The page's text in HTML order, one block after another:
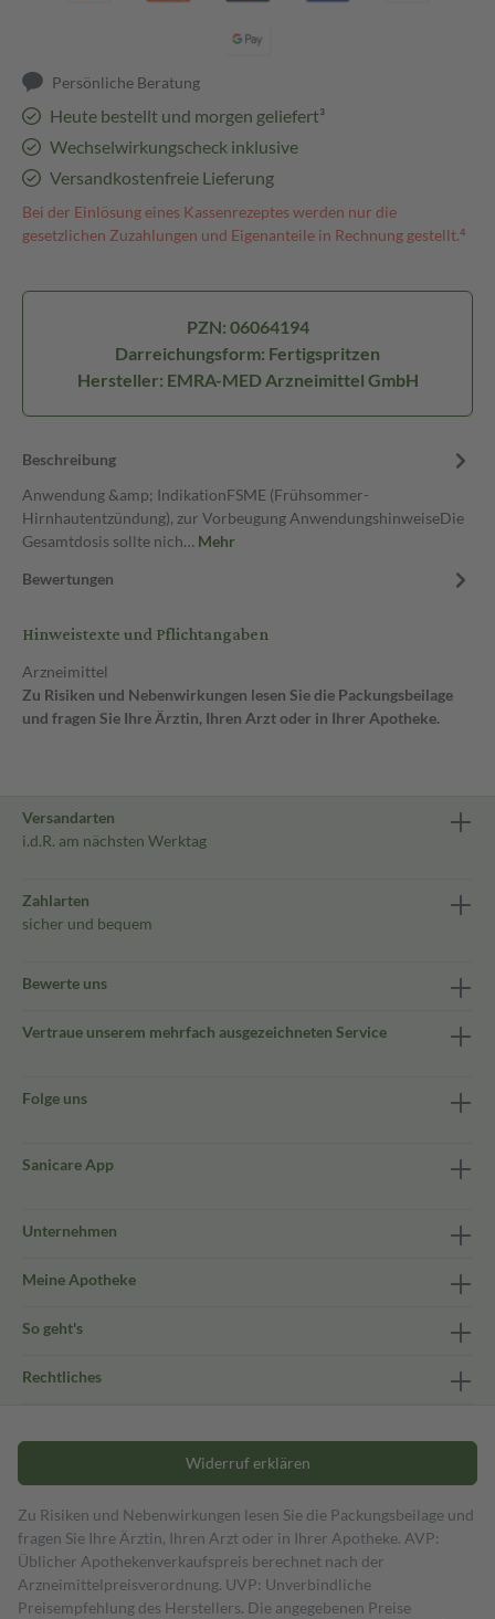
Persönliche Beratung
Heute bestellt und morgen geliefert³
Wechselwirkungscheck inklusive
Versandkostenfreie Lieferung
Bei der Einlösung eines Kassenrezeptes werden nur die
gesetzlichen Zuzahlungen und Eigenanteile in Rechnung gestellt.⁴
PZN: 06064194
Darreichungsform: Fertigspritzen
Hersteller: EMRA-MED Arzneimittel GmbH
Beschreibung
Anwendung &amp; IndikationFSME (Frühsommer-
Hirnhautentzündung), zur Vorbeugung AnwendungshinweiseDie
Gesamtdosis sollte nich… Mehr
Bewertungen
Hinweistexte und Pflichtangaben
Arzneimittel
Zu Risiken und Nebenwirkungen lesen Sie die Packungsbeilage
und fragen Sie Ihre Ärztin, Ihren Arzt oder in Ihrer Apotheke.
Versandarten
i.d.R. am nächsten Werktag
Zahlarten
sicher und bequem
Bewerte uns
Vertraue unserem mehrfach ausgezeichneten Service
Folge uns
Sanicare App
Unternehmen
Meine Apotheke
So geht's
Rechtliches
Widerruf erklären
Zu Risiken und Nebenwirkungen lesen Sie die Packungsbeilage und
fragen Sie Ihre Ärztin, Ihren Arzt oder in Ihrer Apotheke. AVP:
Üblicher Apothekenverkaufspreis berechnet nach der
Arzneimittelpreisverordnung. UVP: Unverbindliche
Preisempfehlung des Herstellers. Die angegebenen Preise